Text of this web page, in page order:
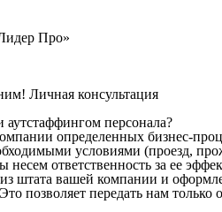
Про»
Личная консультация
персонала?
определенных бизнес-
условиями (проезд,
ответственность за ее
штата вашей компании и
позволяет передать нам